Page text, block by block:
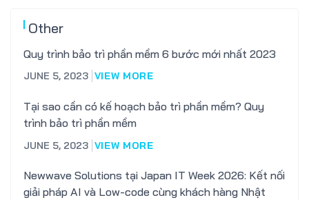
Other
Quy trình bảo trì phần mềm 6 bước mới nhất 2023
JUNE 5, 2023 VIEW MORE
Tại sao cần có kế hoạch bảo trì phần mềm? Quy
trình bảo trì phần mềm
JUNE 5, 2023 VIEW MORE
Newwave Solutions tại Japan IT Week 2026: Kết nối
giải pháp AI và Low-code cùng khách hàng Nhật